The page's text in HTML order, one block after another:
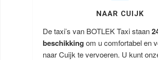
NAAR CUIJK
De taxi’s van BOTLEK Taxi staan
beschikking om u comfortabel en
naar Cuijk te vervoeren. U kunt